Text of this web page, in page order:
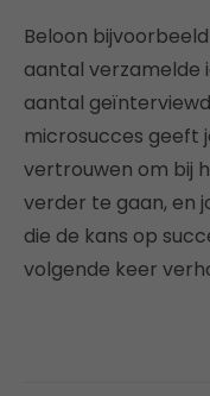
Beloon
aantal verzamelde
aantal
microsucces geeft
vertrouwen om bij
verder te gaan, en
die de kans op
volgende keer